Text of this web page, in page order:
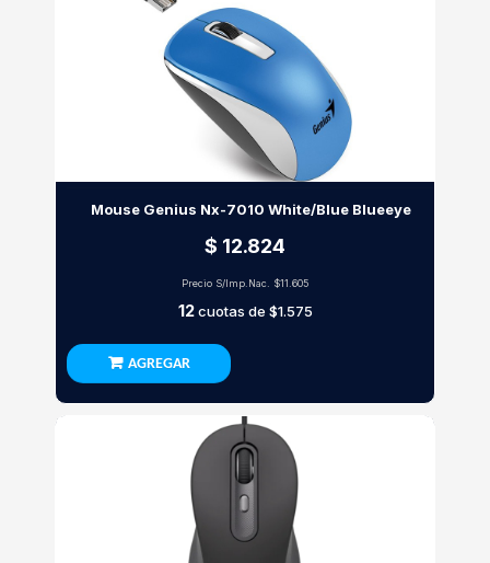
Mouse Genius Nx-7010 White/Blue Blueeye
$ 12.824
Precio S/Imp.Nac. $11.605
12cuotas de $1.575
AGREGAR